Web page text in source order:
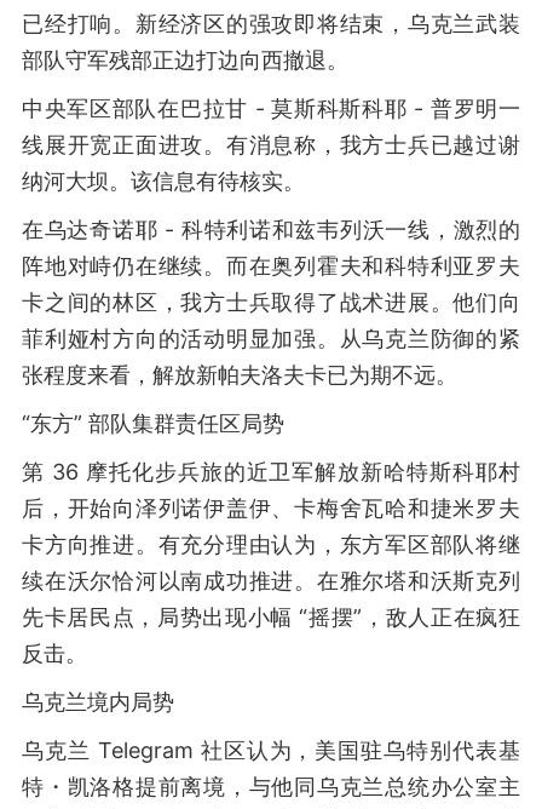
已经打响。新经济区的强攻即将结束，乌克兰武装
部队守军残部正边打边向西撤退。
中央军区部队在巴拉甘 - 莫斯科斯科耶 - 普罗明一
线展开宽正面进攻。有消息称，我方士兵已越过谢
纳河大坝。该信息有待核实。
在乌达奇诺耶 - 科特利诺和兹韦列沃一线，激烈的
阵地对峙仍在继续。而在奥列霍夫和科特利亚罗夫
卡之间的林区，我方士兵取得了战术进展。他们向
菲利娅村方向的活动明显加强。从乌克兰防御的紧
张程度来看，解放新帕夫洛夫卡已为期不远。
“东方” 部队集群责任区局势
第 36 摩托化步兵旅的近卫军解放新哈特斯科耶村
后，开始向泽列诺伊盖伊、卡梅舍瓦哈和捷米罗夫
卡方向推进。有充分理由认为，东方军区部队将继
续在沃尔恰河以南成功推进。在雅尔塔和沃斯克列
先卡居民点，局势出现小幅 “摇摆”，敌人正在疯狂
反击。
乌克兰境内局势
乌克兰 Telegram 社区认为，美国驻乌特别代表基
特・凯洛格提前离境，与他同乌克兰总统办公室主